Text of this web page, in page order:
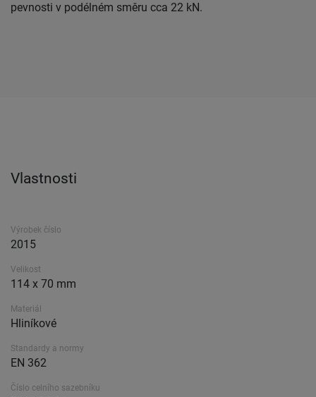
pevnosti v podélném směru cca 22 kN.
Vlastnosti
Výrobek číslo
2015
Velikost
114 x 70 mm
Materiál
Hliníkové
Standardy a normy
EN 362
Číslo celního sazebníku